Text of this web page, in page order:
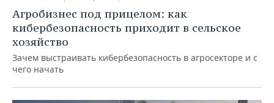
Агробизнес под прицелом: как
кибербезопасность приходит в сельское
хозяйство
Зачем выстраивать кибербезопасность в агросекторе и с
чего начать